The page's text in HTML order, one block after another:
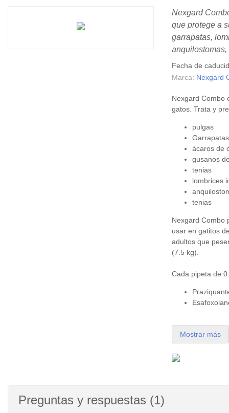
Nexgard
que protege a
garrapatas,
Fecha de
Marca: Nexgard
Nexgard Combo
gatos. Trata y
pulgas
Garrapatas
ácaros de
gusanos
tenias
lombrices
tenias
Nexgard Combo
usar en gatitos
adultos que
(7.5 kg).
Cada pipeta de
Mostrar más
Preguntas y respuestas (1)